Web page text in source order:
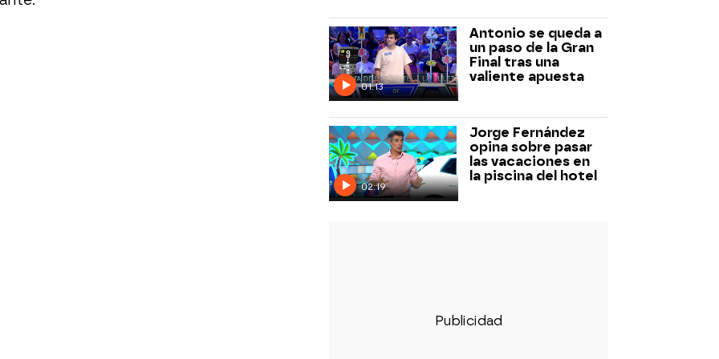
01:13
Antonio se queda a
un paso de la Gran
Final tras una
valiente apuesta
02:19
Jorge Fernández
opina sobre pasar
las vacaciones en
la piscina del hotel